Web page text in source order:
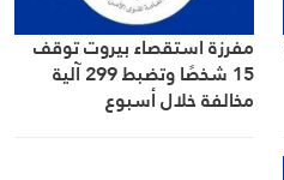
مفرزة استقصاء بيروت توقف
15 شخصًا وتضبط 299 آلية
مخالفة خلال أسبوع